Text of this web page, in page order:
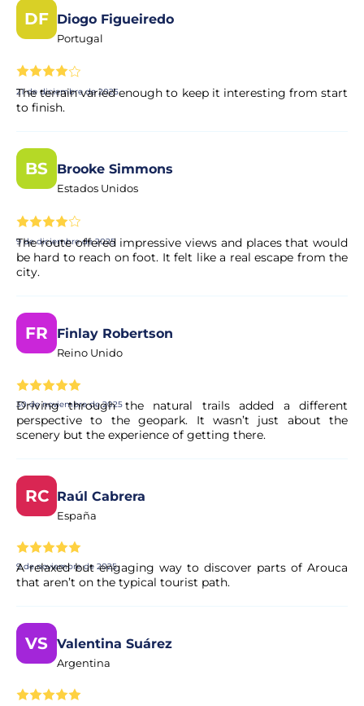
DF Diogo Figueiredo
Portugal
21 de diciembre de 2025
The terrain varied enough to keep it interesting from start
to finish.
BS Brooke Simmons
Estados Unidos
9 de diciembre de 2025
The route offered impressive views and places that would
be hard to reach on foot. It felt like a real escape from the
city.
FR Finlay Robertson
Reino Unido
30 de noviembre de 2025
Driving through the natural trails added a different
perspective to the geopark. It wasn’t just about the
scenery but the experience of getting there.
RC Raúl Cabrera
España
9 de noviembre de 2025
A relaxed but engaging way to discover parts of Arouca
that aren’t on the typical tourist path.
VS Valentina Suárez
Argentina